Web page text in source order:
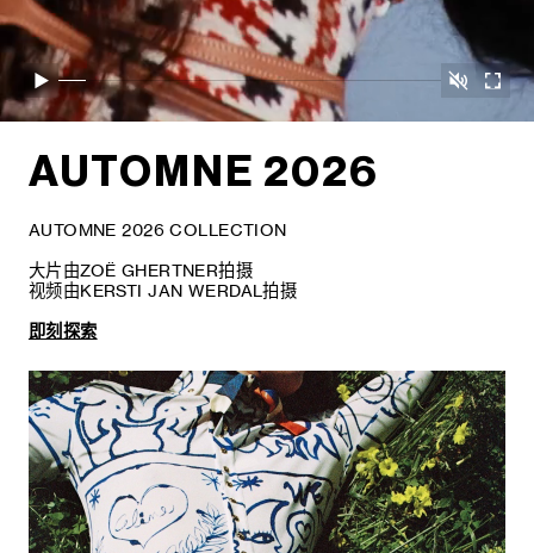
AUTOMNE 2026
AUTOMNE 2026 COLLECTION
大片由ZOË GHERTNER拍摄
视频由KERSTI JAN WERDAL拍摄
即刻探索